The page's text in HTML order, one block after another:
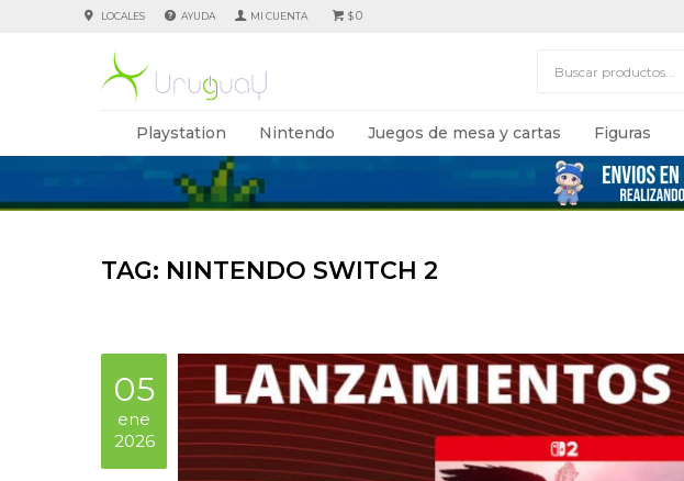
Playstation Nintendo Juegos de mesa y cartas Figuras
$0
LOCALES AYUDA
TAG: NINTENDO SWITCH 2
05
ene
2026